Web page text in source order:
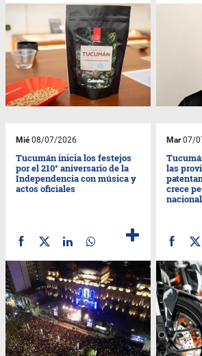
Mié08/07/2026
Tucumán inicia los festejos
por el 210° aniversario de la
Independencia con música y
actos oficiales
Mar07/
las
crece